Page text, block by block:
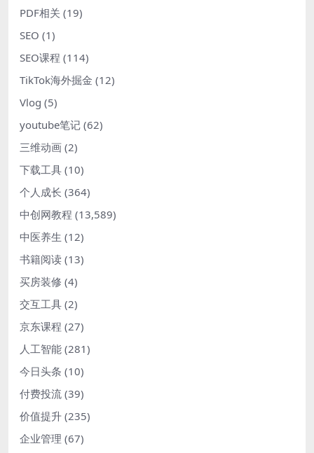
PDF相关 (19)
SEO (1)
SEO课程 (114)
TikTok海外掘金 (12)
Vlog (5)
youtube笔记 (62)
三维动画 (2)
下载工具 (10)
个人成长 (364)
中创网教程 (13,589)
中医养生 (12)
书籍阅读 (13)
买房装修 (4)
交互工具 (2)
京东课程 (27)
人工智能 (281)
今日头条 (10)
付费投流 (39)
价值提升 (235)
企业管理 (67)